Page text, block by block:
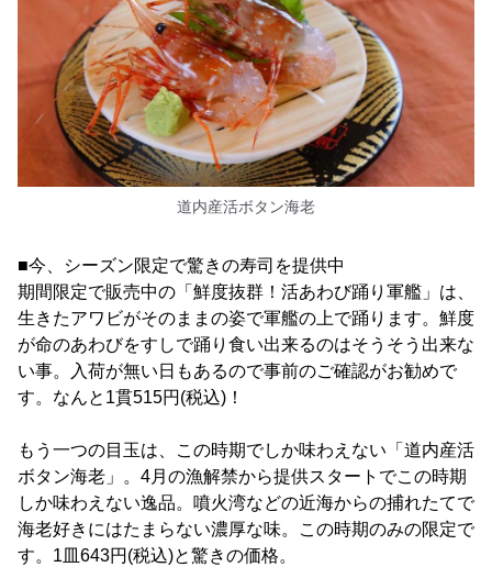
道内産活ボタン海老
■今、シーズン限定で驚きの寿司を提供中
期間限定で販売中の「鮮度抜群！活あわび踊り軍艦」は、
生きたアワビがそのままの姿で軍艦の上で踊ります。鮮度
が命のあわびをすしで踊り食い出来るのはそうそう出来な
い事。入荷が無い日もあるので事前のご確認がお勧めで
す。なんと1貫515円(税込)！
もう一つの目玉は、この時期でしか味わえない「道内産活
ボタン海老」。4月の漁解禁から提供スタートでこの時期
しか味わえない逸品。噴火湾などの近海からの捕れたてで
海老好きにはたまらない濃厚な味。この時期のみの限定で
す。1皿643円(税込)と驚きの価格。